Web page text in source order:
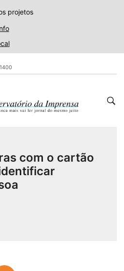
projetos
com o cartão